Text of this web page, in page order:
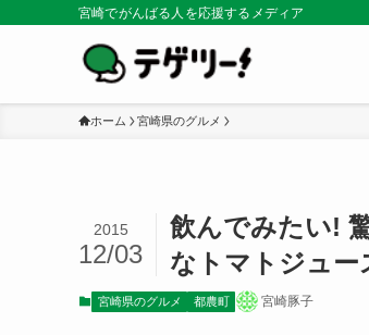
宮崎でがんばる人を応援するメディア
ホーム 宮崎県のグルメ
飲んでみたい!
なトマトジュー
2015
12/03
宮崎県のグルメ 都農町 宮崎豚子